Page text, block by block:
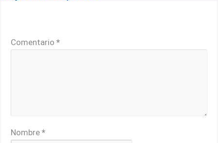
Comentario*
Nombre*